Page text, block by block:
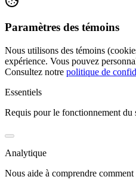
Paramètres des témoins
Nous utilisons des témoins
expérience. Vous pouvez
Consultez notre politique de
Essentiels
Requis pour le fonctionnement du
Analytique
Nous aide à comprendre